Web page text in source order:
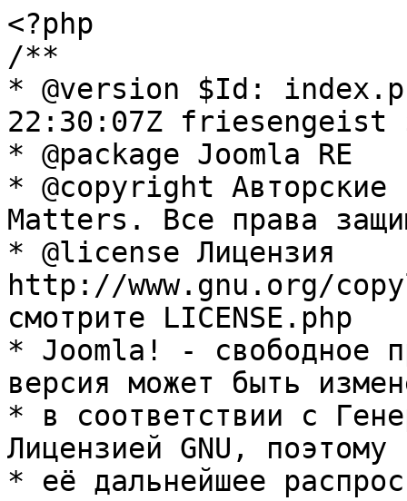
<?php
/**
* @version $Id:
22:30:07Z friesengeist
* @package Joomla RE
* @copyright Авторские
Matters. Все права
* @license Лицензия
http://www.gnu.org/
смотрите LICENSE.php
* Joomla! - свободное
версия может быть
* в соответствии с
Лицензией GNU, поэтому
* её дальнейшее